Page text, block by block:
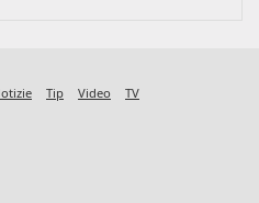
Tip Video TV